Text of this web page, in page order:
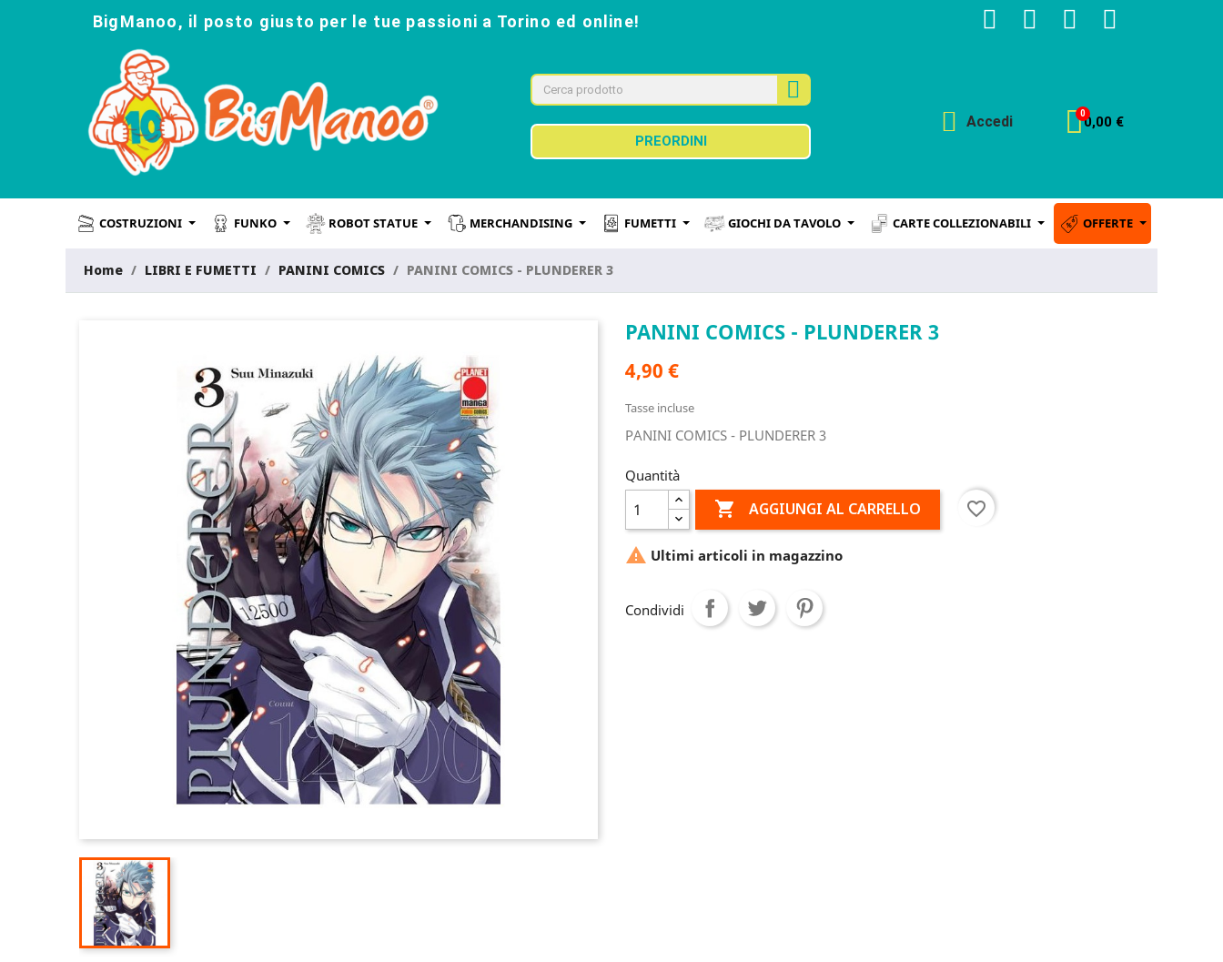
BigManoo, il posto giusto per le tue passioni a Torino ed online!
PREORDINI
Accedi 0,00 €
COSTRUZIONI FUNKO ROBOT STATUE MERCHANDISING FUMETTI GIOCHI DA TAVOLO CARTE COLLEZIONABILI OFFERTE
Home LIBRI E FUMETTI PANINI COMICS PANINI COMICS - PLUNDERER 3
PANINI COMICS - PLUNDERER 3
4,90 €
Tasse incluse
PANINI COMICS - PLUNDERER 3
Quantità
 AGGIUNGI AL CARRELLO favorite_border
 Ultimi articoli in magazzino
Condividi